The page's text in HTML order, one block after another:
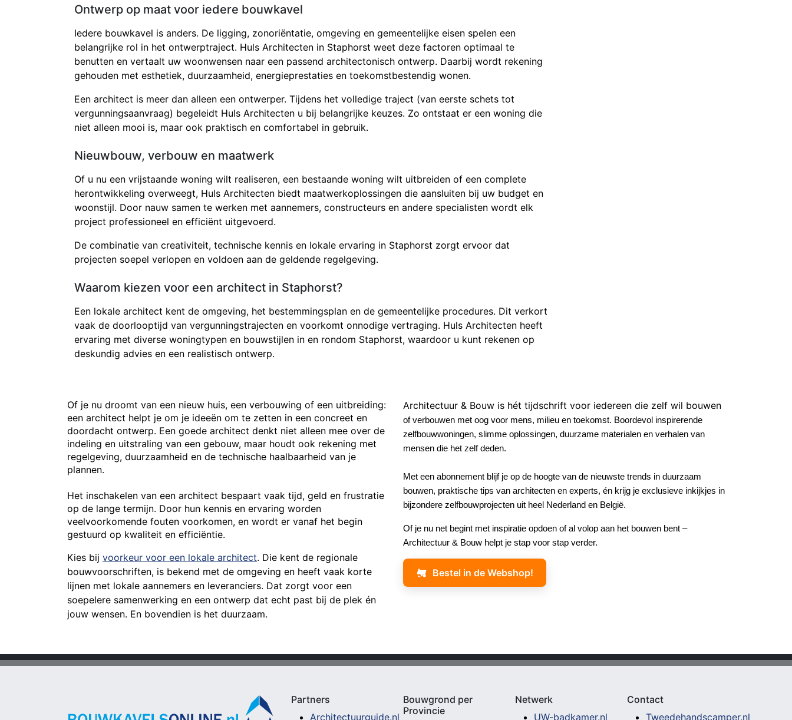
Ontwerp op maat voor iedere bouwkavel
Iedere bouwkavel is anders. De ligging, zonoriëntatie, omgeving en gemeentelijke eisen spelen een
belangrijke rol in het ontwerptraject. Huls Architecten in Staphorst weet deze factoren optimaal te
benutten en vertaalt uw woonwensen naar een passend architectonisch ontwerp. Daarbij wordt rekening
gehouden met esthetiek, duurzaamheid, energieprestaties en toekomstbestendig wonen.
Een architect is meer dan alleen een ontwerper. Tijdens het volledige traject (van eerste schets tot
vergunningsaanvraag) begeleidt Huls Architecten u bij belangrijke keuzes. Zo ontstaat er een woning die
niet alleen mooi is, maar ook praktisch en comfortabel in gebruik.
Nieuwbouw, verbouw en maatwerk
Of u nu een vrijstaande woning wilt realiseren, een bestaande woning wilt uitbreiden of een complete
herontwikkeling overweegt, Huls Architecten biedt maatwerkoplossingen die aansluiten bij uw budget en
woonstijl. Door nauw samen te werken met aannemers, constructeurs en andere specialisten wordt elk
project professioneel en efficiënt uitgevoerd.
De combinatie van creativiteit, technische kennis en lokale ervaring in Staphorst zorgt ervoor dat
projecten soepel verlopen en voldoen aan de geldende regelgeving.
Waarom kiezen voor een architect in Staphorst?
Een lokale architect kent de omgeving, het bestemmingsplan en de gemeentelijke procedures. Dit verkort
vaak de doorlooptijd van vergunningstrajecten en voorkomt onnodige vertraging. Huls Architecten heeft
ervaring met diverse woningtypen en bouwstijlen in en rondom Staphorst, waardoor u kunt rekenen op
deskundig advies en een realistisch ontwerp.
Of je nu droomt van een nieuw huis, een verbouwing of een uitbreiding:
een architect helpt je om je ideeën om te zetten in een concreet en
doordacht ontwerp. Een goede architect denkt niet alleen mee over de
indeling en uitstraling van een gebouw, maar houdt ook rekening met
regelgeving, duurzaamheid en de technische haalbaarheid van je
plannen.
Het inschakelen van een architect bespaart vaak tijd, geld en frustratie
op de lange termijn. Door hun kennis en ervaring worden
veelvoorkomende fouten voorkomen, en wordt er vanaf het begin
gestuurd op kwaliteit en efficiëntie.
Kies bij voorkeur voor een lokale architect. Die kent de regionale
bouwvoorschriften, is bekend met de omgeving en heeft vaak korte
lijnen met lokale aannemers en leveranciers. Dat zorgt voor een
soepelere samenwerking en een ontwerp dat echt past bij de plek én
jouw wensen. En bovendien is het duurzaam.
Architectuur & Bouw is hét tijdschrift voor iedereen die zelf wil bouwen
of verbouwen met oog voor mens, milieu en toekomst. Boordevol inspirerende
zelfbouwwoningen, slimme oplossingen, duurzame materialen en verhalen van
mensen die het zelf deden.
Met een abonnement blijf je op de hoogte van de nieuwste trends in duurzaam
bouwen, praktische tips van architecten en experts, én krijg je exclusieve inkijkjes in
bijzondere zelfbouwprojecten uit heel Nederland en België.
Of je nu net begint met inspiratie opdoen of al volop aan het bouwen bent –
Architectuur & Bouw helpt je stap voor stap verder.
Bestel in de Webshop!
Partners
Architectuurguide.nl
Bouwgrond per
Provincie
Netwerk
UW-badkamer.nl
Contact
Tweedehandscamper.nl